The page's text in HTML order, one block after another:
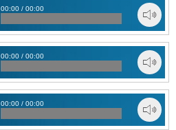
00:00 / 00:00
00:00 / 00:00
00:00 / 00:00